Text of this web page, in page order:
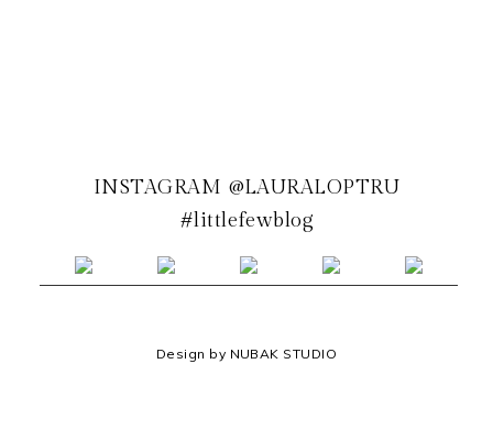
INSTAGRAM @LAURALOPTRU
#littlefewblog
Design by NUBAK STUDIO